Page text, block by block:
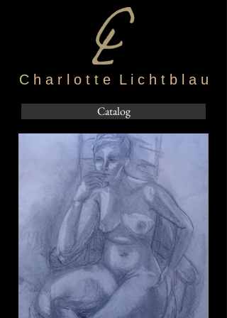
C h a r l o t t e L i c h t b l a u
Catalog